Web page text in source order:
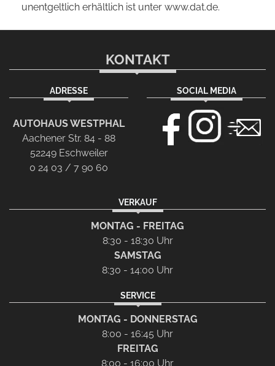
unentgeltlich erhältlich ist unter www.dat.de.
KONTAKT
ADRESSE
AUTOHAUS WESTPHAL
Aachener Str. 84 - 88
52249 Eschweiler
0 24 03 / 7 90 60
SOCIAL MEDIA
VERKAUF
MONTAG - FREITAG
8:30 - 18:30 Uhr
SAMSTAG
8:30 - 14:00 Uhr
SERVICE
MONTAG - DONNERSTAG
8:00 - 16:45 Uhr
FREITAG
8:00 - 16:00 Uhr